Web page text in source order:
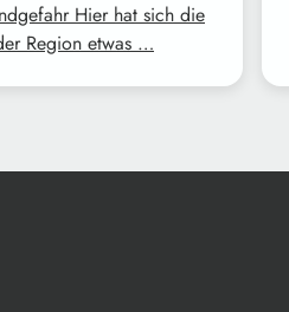
Hier hat sich die
Region etwas …